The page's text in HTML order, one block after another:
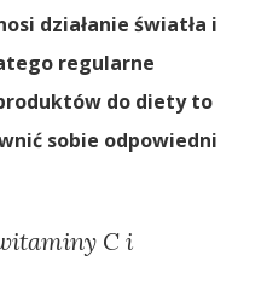
działanie światła i
regularne
do diety to
sobie odpowiedni
C i